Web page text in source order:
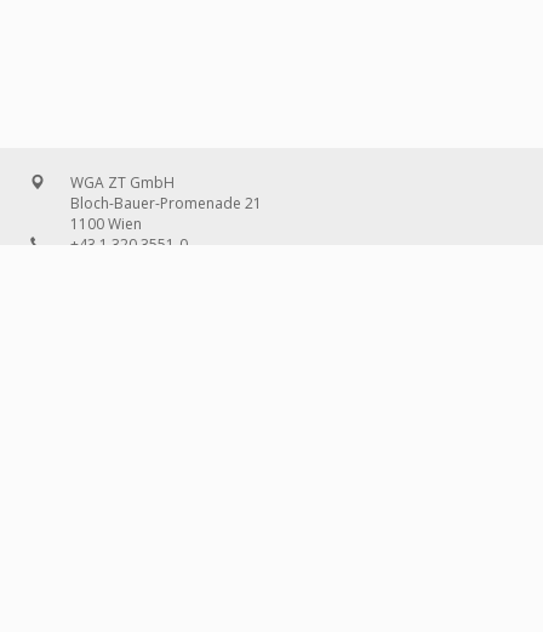
WGA ZT GmbH
Bloch-Bauer-Promenade 21
1100 Wien
+43 1 320 3551-0